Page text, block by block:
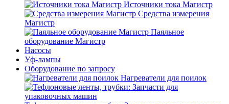
Источники тока Магистр
Средства измерения
Магистр
Паяльное
оборудование Магистр
Насосы
Уф-лампы
Оборудование по запросу
Нагреватели для поилок